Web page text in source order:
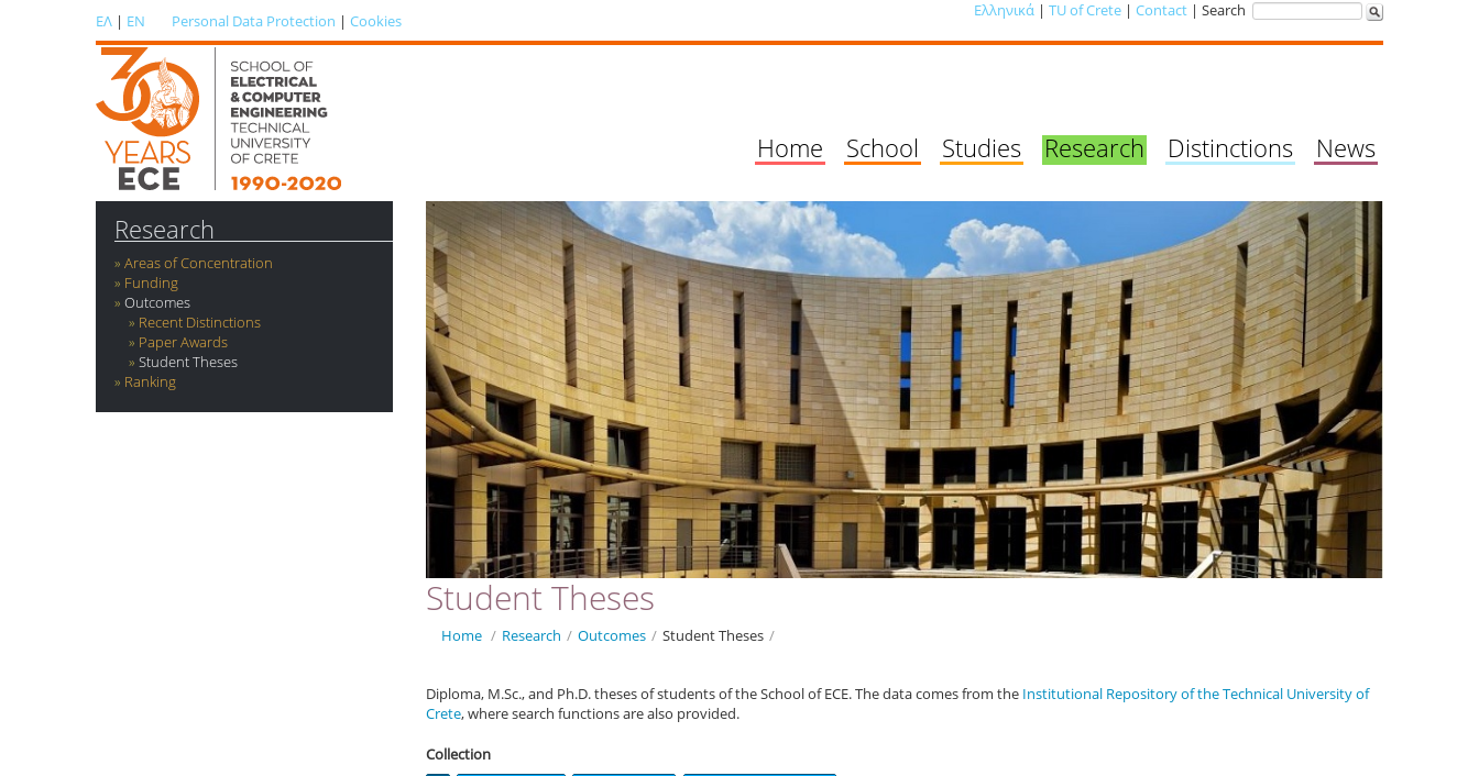
ΕΛ | EN Personal Data Protection | Cookies
Ελληνικά | TU of Crete | Contact | Search
Home School Studies Research Distinctions News
Research
Areas of Concentration
Funding
Outcomes
Recent Distinctions
Paper Awards
Student Theses
Ranking
Student Theses
Home / Research / Outcomes / Student Theses /
Diploma, M.Sc., and Ph.D. theses of students of the School of ECE. The data comes from the Institutional Repository of the Technical University of
Crete, where search functions are also provided.
Collection